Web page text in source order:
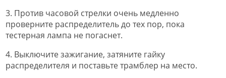
3. Против часовой стрелки очень медленно
проверните распределитель до тех пор, пока
тестерная лампа не погаснет.
4. Выключите зажигание, затяните гайку
распределителя и поставьте трамблер на место.